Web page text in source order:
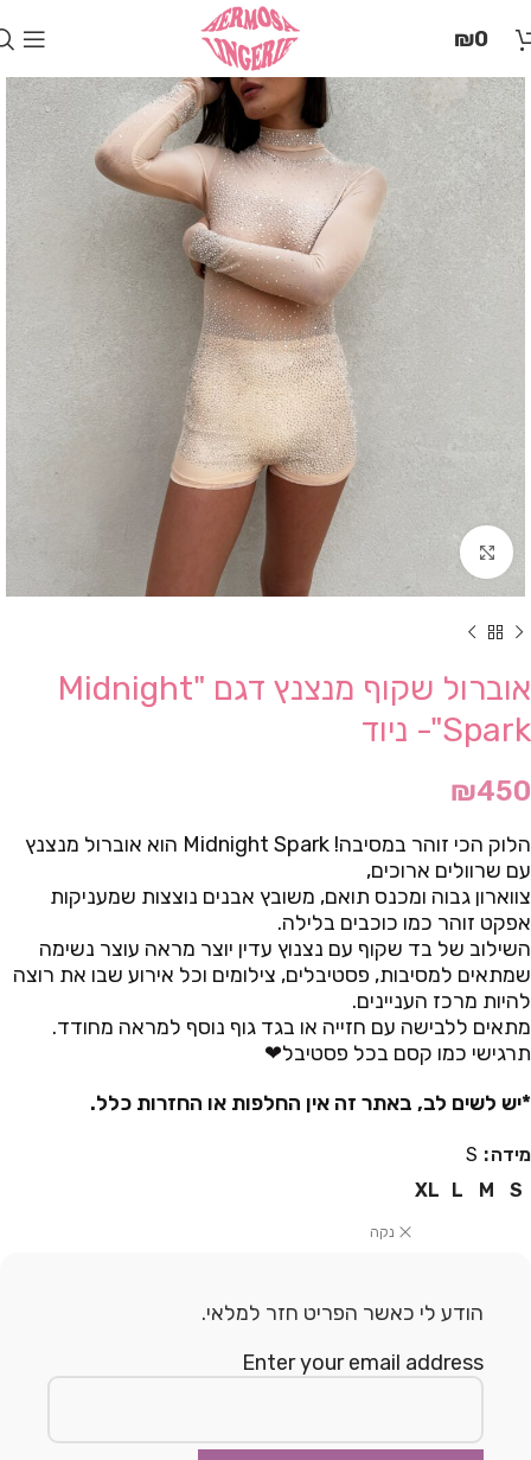
זֶה
מַעֲרֶכֶת
"המרכז
הישראלי
לְהַנְגָּשָׁת
אָתָרִים".
הַמְּסַיַּעַת
לִנְגִישׁוּת
הָאֲתָר.
לִפְתִיחַת
₪0
Click to enlarge
אוברול שקוף מנצנץ דגם "Midnight
Spark"- ניוד
₪450
הלוק הכי זוהר במסיבה! Midnight Spark הוא אוברול מנצנץ
עם שרוולים ארוכים,
צווארון גבוה ומכנס תואם, משובץ אבנים נוצצות שמעניקות
אפקט זוהר כמו כוכבים בלילה.
השילוב של בד שקוף עם נצנוץ עדין יוצר מראה עוצר נשימה
שמתאים למסיבות, פסטיבלים, צילומים וכל אירוע שבו את רוצה
להיות מרכז העניינים.
מתאים ללבישה עם חזייה או בגד גוף נוסף למראה מחודד.
תרגישי כמו קסם בכל פסטיבל❤
*יש לשים לב, באתר זה אין החלפות או החזרות כלל.
מידה
S
S
M
L
XL
נקה
הודע לי כאשר הפריט חזר למלאי.
Enter your email address